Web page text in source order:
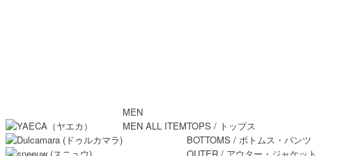
MEN
MEN ALL ITEMTOPS / トップス
BOTTOMS / ボトムス・パンツ